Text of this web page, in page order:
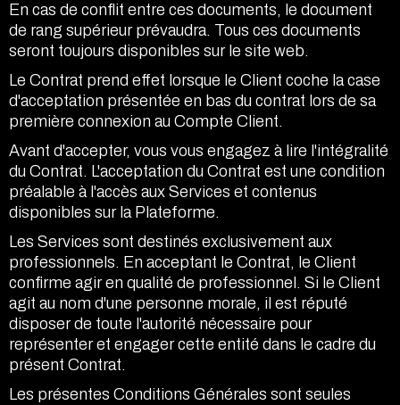
En cas de conflit entre ces documents, le document
de rang supérieur prévaudra. Tous ces documents
seront toujours disponibles sur le site web.
Le Contrat prend effet lorsque le Client coche la case
d'acceptation présentée en bas du contrat lors de sa
première connexion au Compte Client.
Avant d'accepter, vous vous engagez à lire l'intégralité
du Contrat. L'acceptation du Contrat est une condition
préalable à l'accès aux Services et contenus
disponibles sur la Plateforme.
Les Services sont destinés exclusivement aux
professionnels. En acceptant le Contrat, le Client
confirme agir en qualité de professionnel. Si le Client
agit au nom d'une personne morale, il est réputé
disposer de toute l'autorité nécessaire pour
représenter et engager cette entité dans le cadre du
présent Contrat.
Les présentes Conditions Générales sont seules